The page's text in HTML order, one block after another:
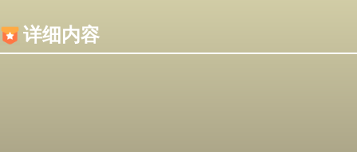
详细内容